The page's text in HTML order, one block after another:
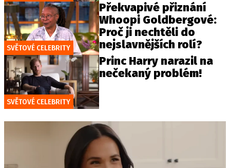
SVĚTOVÉ CELEBRITY
Překvapivé přiznání
Whoopi Goldbergové:
Proč ji nechtěli do
nejslavnějších rolí?
SVĚTOVÉ CELEBRITY
Princ Harry narazil na
nečekaný problém!